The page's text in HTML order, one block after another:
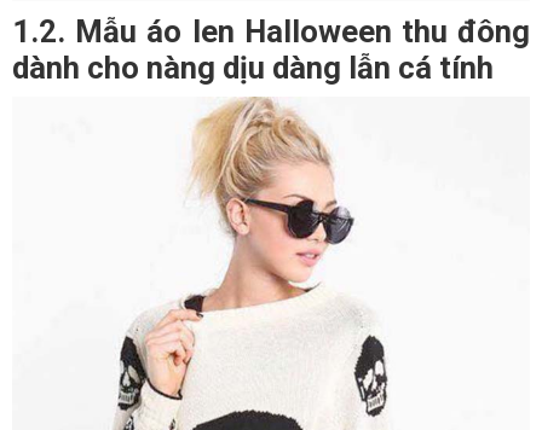
1.2. Mẫu áo len Halloween thu đông
dành cho nàng dịu dàng lẫn cá tính